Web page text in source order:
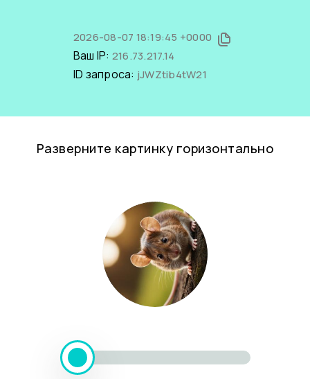
2026-08-07 18:19:45 +0000
Ваш IP: 216.73.217.14
ID запроса: jJWZtib4tW21
Разверните картинку горизонтально